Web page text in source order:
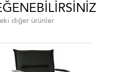
diğer ürünler